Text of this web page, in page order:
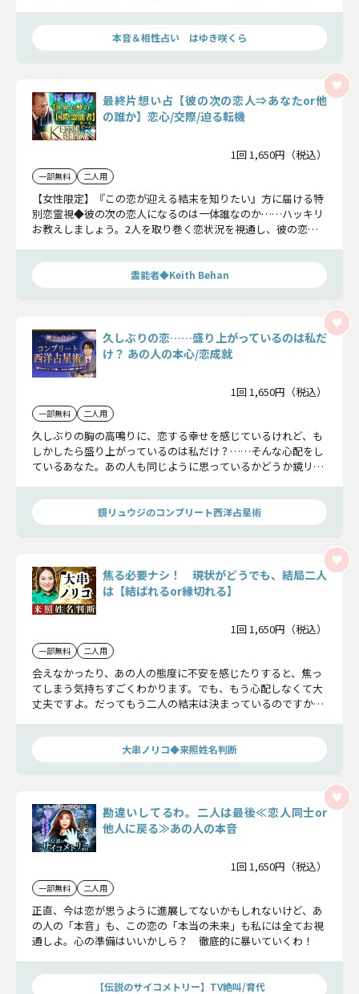
も、あなたとの将来を選んでくれるのか……。この恋の結末を
お伝えします。
本音＆相性占い はゆき咲くら
最終片想い占【彼の次の恋人⇒あなたor他
の誰か】恋心/交際/迫る転機
1回 1,650円（税込）
一部無料 二人用
【女性限定】『この恋が迎える結末を知りたい』方に届ける特
別恋霊視◆彼の次の恋人になるのは一体誰なのか……ハッキリ
お教えしましょう。2人を取り巻く恋状況を視通し、彼の恋心
霊能者◆Keith Behan
久しぶりの恋……盛り上がっているのは私だ
け？ あの人の本心/恋成就
1回 1,650円（税込）
一部無料 二人用
久しぶりの胸の高鳴りに、恋する幸せを感じているけれど、も
しかしたら盛り上がっているのは私だけ？……そんな心配をし
ているあなた。あの人も同じように思っているかどうか鏡リュ
きちんとお話ししますよ。
鏡リュウジのコンプリート西洋占星術
焦る必要ナシ！ 現状がどうでも、結局二人
は【結ばれるor縁切れる】
1回 1,650円（税込）
一部無料 二人用
会えなかったり、あの人の態度に不安を感じたりすると、焦っ
てしまう気持ちすごくわかります。でも、もう心配しなくて大
丈夫ですよ。だってもう二人の結末は決まっているのですか
大串ノリコ◆来照姓名判断
勘違いしてるわ。二人は最後≪恋人同士or
他人に戻る≫あの人の本音
1回 1,650円（税込）
一部無料 二人用
正直、今は恋が思うように進展してないかもしれないけど、あ
の人の「本音」も、この恋の「本当の未来」も私には全てお視
通しよ。心の準備はいいかしら？ 徹底的に暴いていくわ！
【伝説のサイコメトリー】TV絶叫/育代